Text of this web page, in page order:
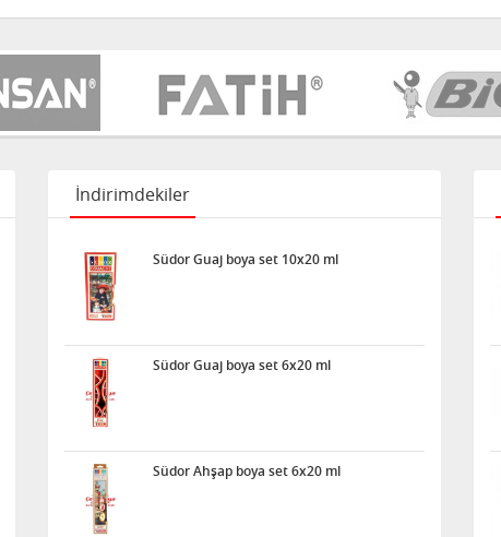
İndirimdekiler
Südor Guaj boya set 10x20 ml
Südor Guaj boya set 6x20 ml
Südor Ahşap boya set 6x20 ml